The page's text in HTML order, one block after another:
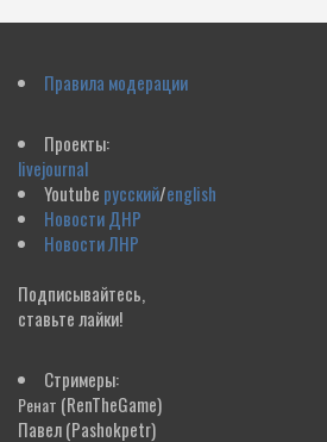
Правила модерации
Проекты:
livejournal
Youtube русский/english
Новости ДНР
Новости ЛНР
Подписывайтесь,
ставьте лайки!
Стримеры:
Ренат (RenTheGame)
Павел(Pashokpetr)